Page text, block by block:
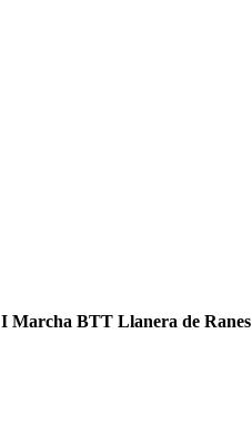
I Marcha BTT Llanera de Ranes